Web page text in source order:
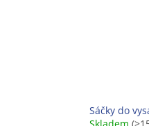
Sáčky do